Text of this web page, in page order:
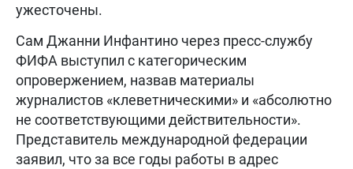
ужесточены.
Сам Джанни Инфантино через пресс-службу
ФИФА выступил с категорическим
опровержением, назвав материалы
журналистов «клеветническими» и «абсолютно
не соответствующими действительности».
Представитель международной федерации
заявил, что за все годы работы в адрес